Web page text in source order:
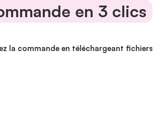
en 3 clics
la commande en téléchargeant fichiers